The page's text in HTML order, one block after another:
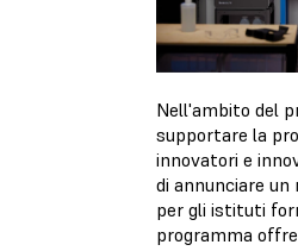
Nell'ambito del
supportare la
innovatori e
di annunciare un
per gli istituti
programma